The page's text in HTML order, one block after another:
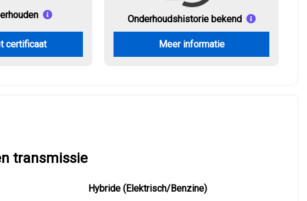
certificaat
Onderhoudshistorie bekend
Meer informatie
transmissie
Hybride (Elektrisch/Benzine)